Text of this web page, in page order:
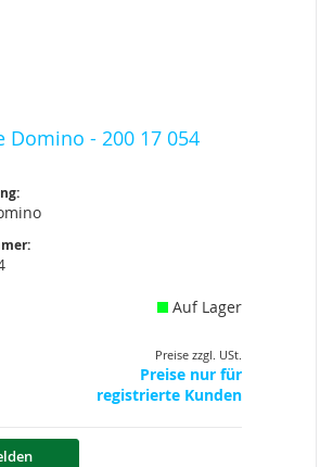
Domino - 200 17 054
Auf Lager
Preise zzgl. USt.
Preise nur für
registrierte Kunden